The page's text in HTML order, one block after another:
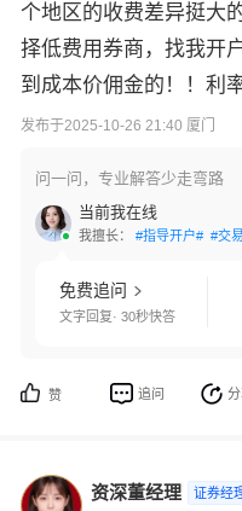
个地区的收费差异挺大
择低费用券商，找我开
到成本价佣金的！！利
发布于2025-10-26 21:40 厦门
问一问，专业解答少走弯路
当前我在线
我擅长： #指导开户# #交
免费追问
文字回复· 30秒快答
赞 追问
资深董经理 证券经